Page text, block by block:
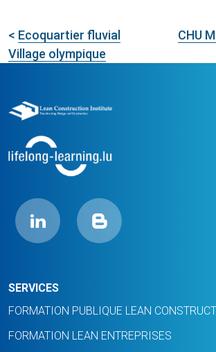
< Ecoquartier fluvial
Village olympique
CHU
SERVICES
FORMATION PUBLIQUE LEAN
FORMATION LEAN ENTREPRISES